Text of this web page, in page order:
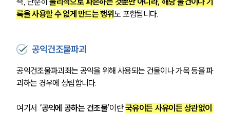
록을 사용할 수 없게 만드는 행위도 포함됩니다.
공익건조물파괴
공익건조물파괴죄는 공익을 위해 사용되는 건물이나 가옥 등을 파
괴하는 경우에 성립합니다.
여기서 ‘공익에 공하는 건조물’이란 국유이든 사유이든 상관없이